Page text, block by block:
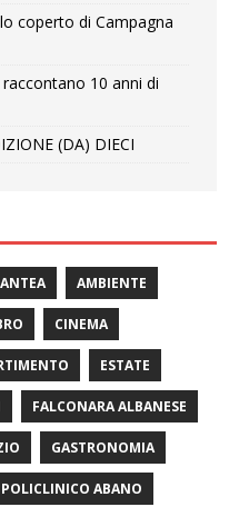
coperto di Campagna
10 anni di
(DA) DIECI
AMBIENTE
CINEMA
ESTATE
FALCONARA ALBANESE
GASTRONOMIA
ABANO